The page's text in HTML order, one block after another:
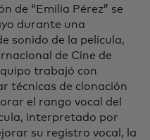
de “Emilia Pérez” se
durante una
sonido de la película,
de Cine de
trabajó con
técnicas de clonación
el rango vocal del
interpretado por
su registro vocal, la